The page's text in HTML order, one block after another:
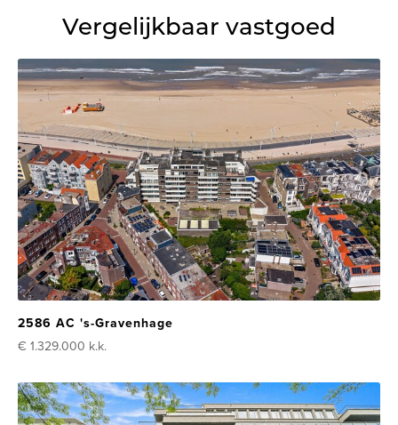
Vergelijkbaar vastgoed
2586 AC 's-Gravenhage
€ 1.329.000 k.k.